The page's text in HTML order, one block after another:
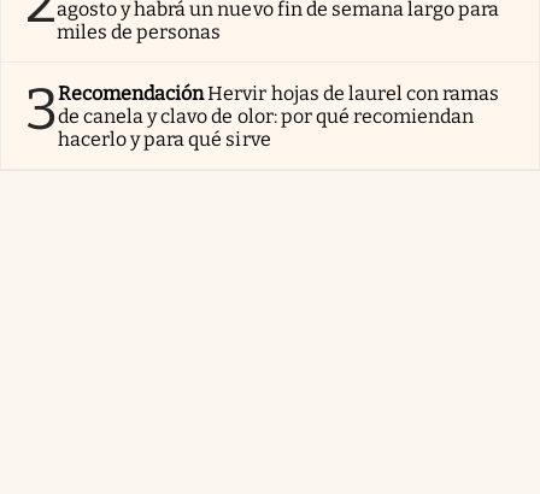
agosto y habrá un nuevo fin de semana largo para
miles de personas
3RecomendaciónHervir hojas de laurel con ramas
de canela y clavo de olor: por qué recomiendan
hacerlo y para qué sirve